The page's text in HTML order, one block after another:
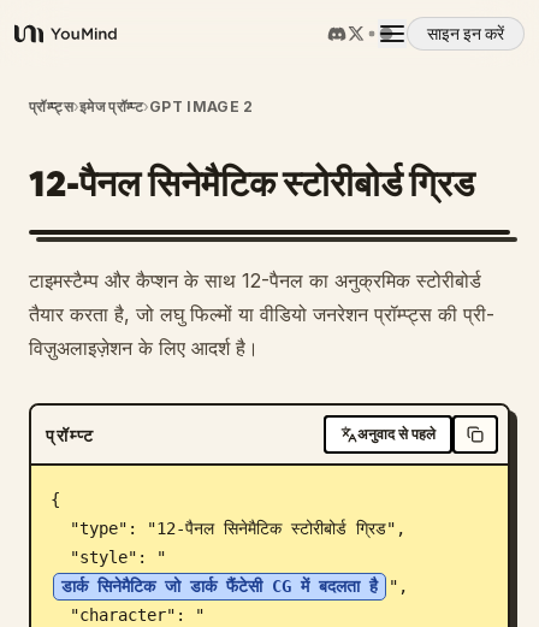
YouMind
साइन इन करें
अवलोकन
उपयोग के मामले
प्रॉम्प्ट
मूल्य निर्धारण
डाउनलोड
ब्लॉग
प्रॉम्प्ट्स›इमेज प्रॉम्प्ट›GPT IMAGE 2
12-पैनल सिनेमैटिक स्टोरीबोर्ड ग्रिड
टाइमस्टैम्प और कैप्शन के साथ 12-पैनल का अनुक्रमिक स्टोरीबोर्ड
तैयार करता है, जो लघु फिल्मों या वीडियो जनरेशन प्रॉम्प्ट्स की प्री-
विज़ुअलाइज़ेशन के लिए आदर्श है।
प्रॉम्प्ट अनुवाद से पहले
{
  "style": "
डार्क सिनेमैटिक जो डार्क फैंटेसी CG में बदलता है
",
  "character": "